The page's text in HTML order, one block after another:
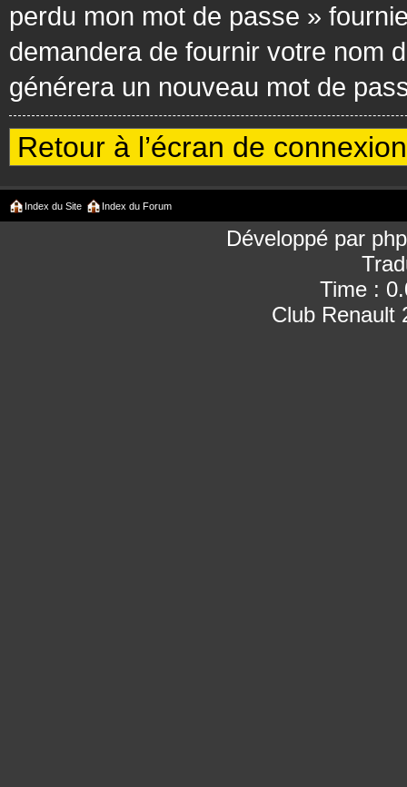
perdu mon mot de passe »
demandera de fournir votre nom
générera un nouveau mot de
Retour à l’écran de connexion
Index du Site Index du Forum
Développé par
Time :
Club Renault